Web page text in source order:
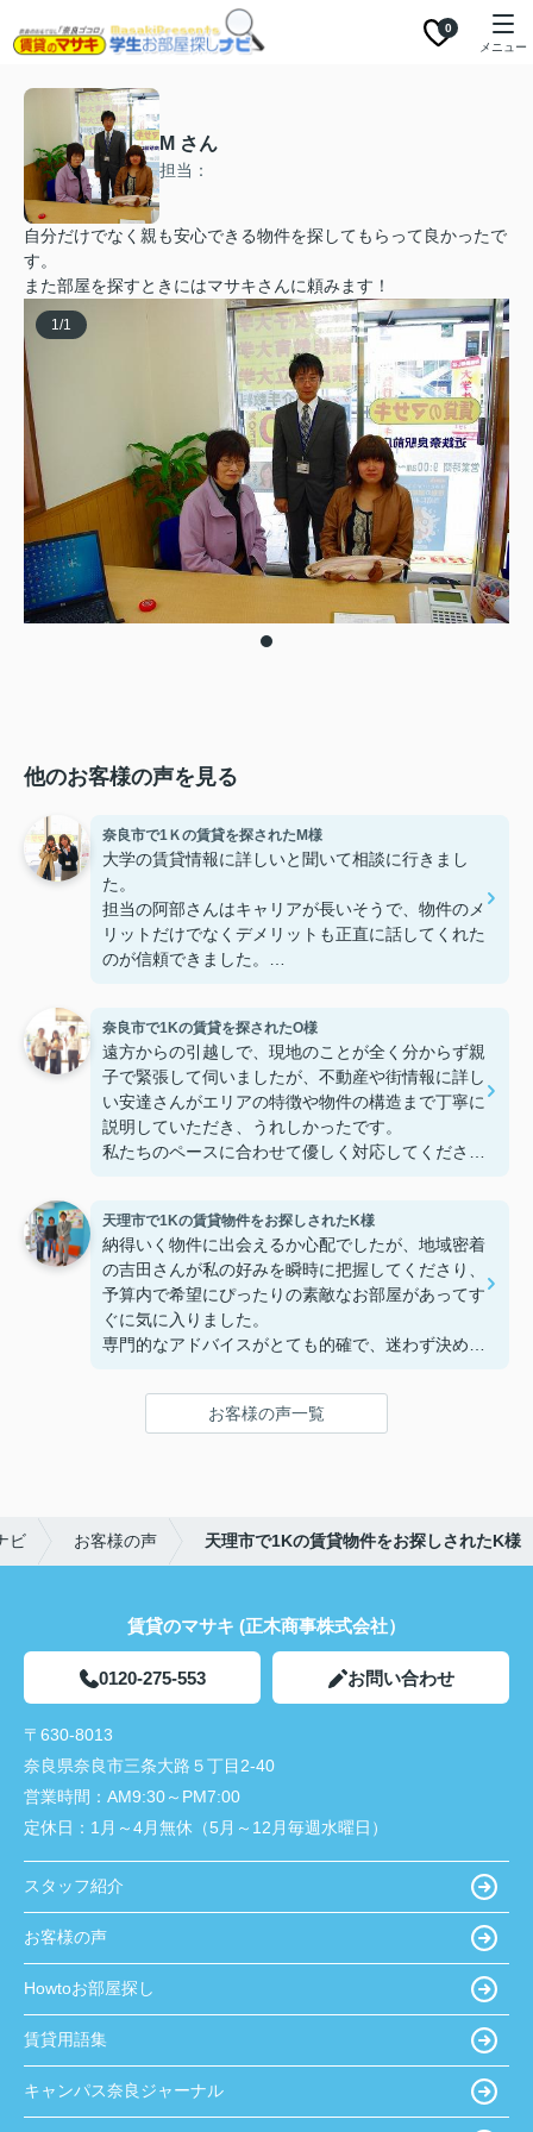
0
メニュー
M さん
担当：
自分だけでなく親も安心できる物件を探してもらって良かったで
す。
また部屋を探すときにはマサキさんに頼みます！
1/1
他のお客様の声を見る
奈良市で1Ｋの賃貸を探されたM様
大学の賃貸情報に詳しいと聞いて相談に行きまし
た。
担当の阿部さんはキャリアが長いそうで、物件のメ
リットだけでなくデメリットも正直に話してくれた
のが信頼できました。
す。
奈良市で1Kの賃貸を探されたO様
遠方からの引越しで、現地のことが全く分からず親
子で緊張して伺いましたが、不動産や街情報に詳し
い安達さんがエリアの特徴や物件の構造まで丁寧に
説明していただき、うれしかったです。
私たちのペースに合わせて優しく対応してくださっ
り、感謝しています。安達さん、ありがとうござい
ました！
天理市で1Kの賃貸物件をお探しされたK様
納得いく物件に出会えるか心配でしたが、地域密着
の吉田さんが私の好みを瞬時に把握してくださり、
予算内で希望にぴったりの素敵なお部屋があってす
ぐに気に入りました。
専門的なアドバイスがとても的確で、迷わず決める
鍵の受け取りのときに、また元気(o・・o)/~お店に
お客様の声一覧
ビ お客様の声 天理市で1Kの賃貸物件をお探しされたK様
賃貸のマサキ (正木商事株式会社）
0120-275-553 お問い合わせ
〒630-8013
奈良県奈良市三条大路５丁目2-40
営業時間： AM9:30～PM7:00
定休日： 1月～4月無休（5月～12月毎週水曜日）
スタッフ紹介
お客様の声
Howtoお部屋探し
賃貸用語集
キャンパス奈良ジャーナル